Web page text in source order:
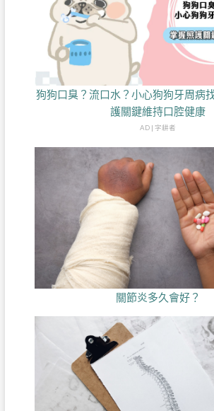
狗狗口臭？流口水？小心狗狗牙周病
護關鍵維持口腔健康
AD | 字耕者
關節炎多久會好？